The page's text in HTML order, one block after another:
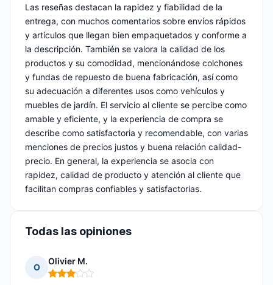
Las reseñas destacan la rapidez y fiabilidad de la
entrega, con muchos comentarios sobre envíos rápidos
y artículos que llegan bien empaquetados y conforme a
la descripción. También se valora la calidad de los
productos y su comodidad, mencionándose colchones
y fundas de repuesto de buena fabricación, así como
su adecuación a diferentes usos como vehículos y
muebles de jardín. El servicio al cliente se percibe como
amable y eficiente, y la experiencia de compra se
describe como satisfactoria y recomendable, con varias
menciones de precios justos y buena relación calidad-
precio. En general, la experiencia se asocia con
rapidez, calidad de producto y atención al cliente que
facilitan compras confiables y satisfactorias.
Todas las opiniones
O
Olivier M.
Nota: 3 de 5